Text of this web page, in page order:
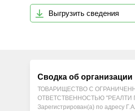
Выгрузить сведения
Сводка об организации
ТОВАРИЩЕСТВО С
ОТВЕТСТВЕННОСТЬЮ "РЕАЛТИ
Зарегистрирован(а) по адресу